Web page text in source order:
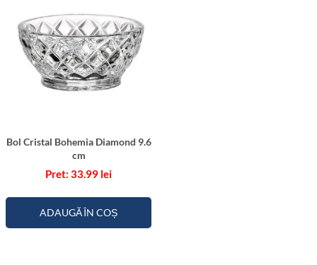
Bol Cristal Bohemia Diamond 9.6
cm
33.99 lei
ADAUGĂ ÎN COȘ